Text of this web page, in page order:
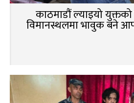
काठमाडौं ल्याइयो युक्तको
विमानस्थलमा भावुक बने